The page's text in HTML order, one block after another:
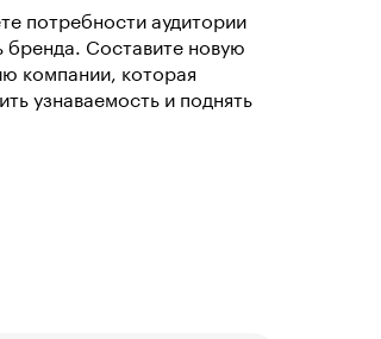
потребности аудитории
бренда. Составите новую
компании, которая
узнаваемость и поднять